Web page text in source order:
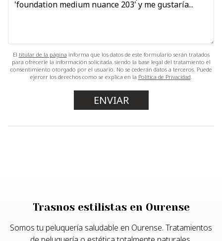
El titular de la página informa que los datos de este formulario serán tratados
para ofrecerle la información solicitada, siendo la base legal del tratamiento el
consentimiento otorgado por el usuario. No se cederán datos a terceros. Puede
ejercer los derechos como se explica en la Política de Privacidad
Trasnos estilistas en Ourense
Somos tu peluquería saludable en Ourense. Tratamientos